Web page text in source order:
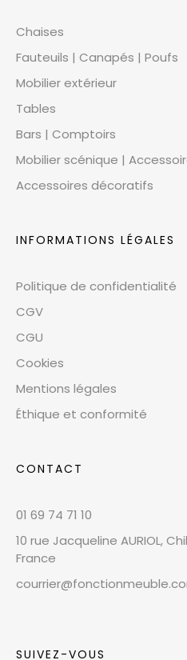
Chaises
Fauteuils | Canapés | Poufs
Mobilier extérieur
Tables
Bars | Comptoirs
Mobilier scénique |
Accessoires décoratifs
INFORMATIONS LÉGALES
Politique de confidentialité
CGV
CGU
Cookies
Mentions légales
Éthique et conformité
CONTACT
01 69 74 71 10
10 rue Jacqueline AURIOL,
France
SUIVEZ-VOUS